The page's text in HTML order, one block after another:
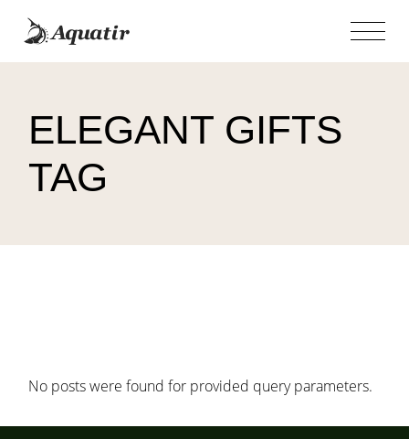
content
ELEGANT GIFTS
TAG
No posts were found for provided query parameters.